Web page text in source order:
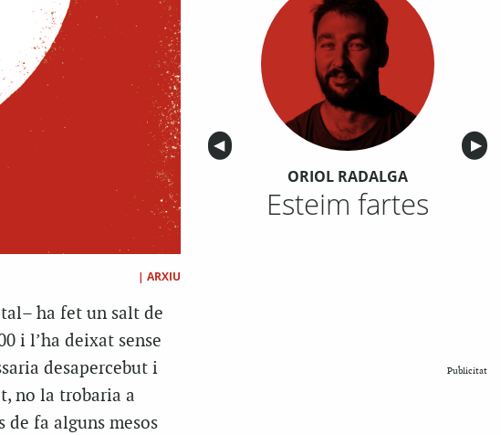
| ARXIU
ha fet un salt de
i l’ha deixat sense
desapercebut i
no la trobaria a
fa alguns mesos
Anterior
◀︎ ▶︎
ORIOL RADALGA
Esteim fartes
Publicitat